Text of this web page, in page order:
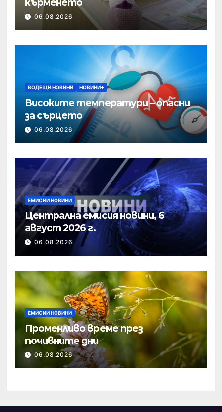
06.08.2026
ВОДЕЩИ НОВИНИ НОВИНИ+
Високите температури – опасни
за сърцето
06.08.2026
ЕМИСИИ НОВИНИ
Централна емисия новини, 6
август 2026 г.
06.08.2026
ЕМИСИИ НОВИНИ
Променливо време през
почивните дни
06.08.2026